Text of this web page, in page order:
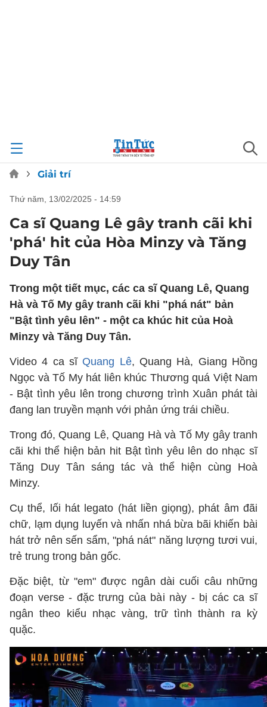
Giải trí
thứ năm, 13/02/2025 - 14:59
Ca sĩ Quang Lê gây tranh cãi khi
'phá' hit của Hòa Minzy và Tăng
Duy Tân
Trong một tiết mục, các ca sĩ Quang Lê, Quang
Hà và Tố My gây tranh cãi khi "phá nát" bản
"Bật tình yêu lên" - một ca khúc hit của Hoà
Minzy và Tăng Duy Tân.
Video 4 ca sĩ Quang Lê, Quang Hà, Giang Hồng
Ngọc và Tố My hát liên khúc Thương quá Việt Nam
- Bật tình yêu lên trong chương trình Xuân phát tài
đang lan truyền mạnh với phản ứng trái chiều.
Trong đó, Quang Lê, Quang Hà và Tố My gây tranh
cãi khi thể hiện bản hit Bật tình yêu lên do nhạc sĩ
Tăng Duy Tân sáng tác và thể hiện cùng Hoà
Minzy.
Cụ thể, lối hát legato (hát liền giọng), phát âm đãi
chữ, lạm dụng luyến và nhấn nhá bừa bãi khiến bài
hát trở nên sến sẩm, "phá nát" năng lượng tươi vui,
trẻ trung trong bản gốc.
Đặc biệt, từ "em" được ngân dài cuối câu những
đoạn verse - đặc trưng của bài này - bị các ca sĩ
ngân theo kiểu nhạc vàng, trữ tình thành ra kỳ
quặc.